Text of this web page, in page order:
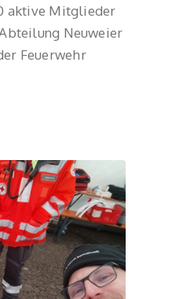
aktive Mitglieder
Neuweier
Feuerwehr